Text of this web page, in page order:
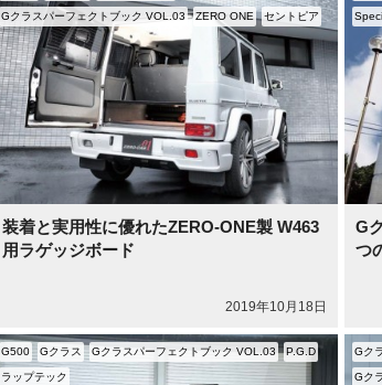
装着と実用性に優れたZERO-ONE製 W463
用ラゲッジボード
2019年10月18日
Gクラスパーフェクトブック VOL.03 ZERO ONE セントピア
G
つ
G500 Gクラス Gクラスパーフェクトブック VOL.03 P.G.D
ラップテック
Gク
Gク